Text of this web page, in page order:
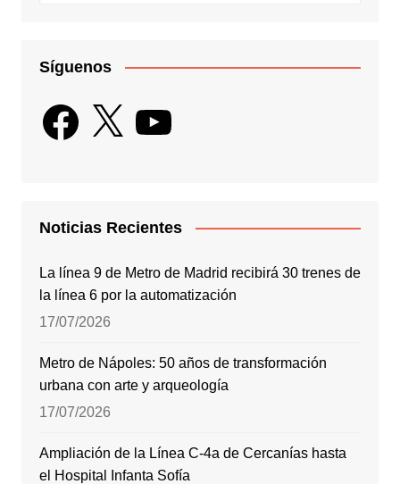
Síguenos
Facebook
X YouTube
Noticias Recientes
La línea 9 de Metro de Madrid recibirá 30 trenes de
la línea 6 por la automatización
17/07/2026
Metro de Nápoles: 50 años de transformación
urbana con arte y arqueología
17/07/2026
Ampliación de la Línea C-4a de Cercanías hasta
el Hospital Infanta Sofía